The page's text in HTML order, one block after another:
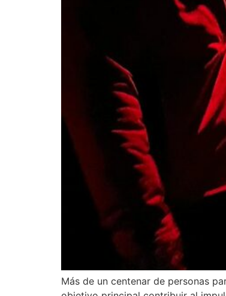
Más de un centenar de personas